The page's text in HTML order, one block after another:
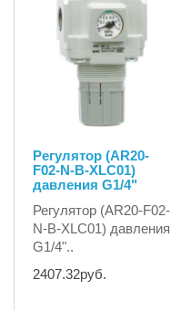
Регулятор (AR20-
F02-N-B-XLC01)
давления G1/4"
Регулятор (AR20-F02-
N-B-XLC01) давления
G1/4"..
2407.32руб.